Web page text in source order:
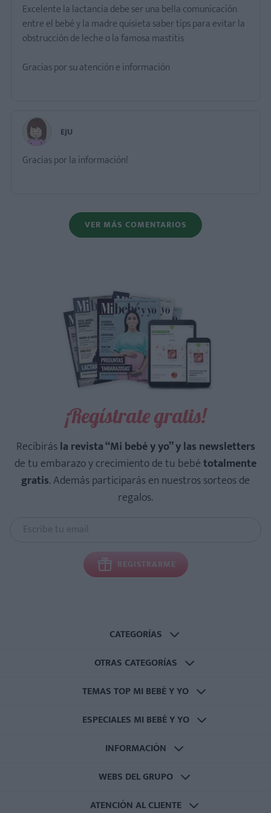
Excelente la lactancia debe ser una bella comunicación
entre el bebé y la madre quisieta saber tips para evitar la
obstrucción de leche o la famosa mastitis
Gracias por su atención e información
EJU
Gracias por la información!
VER MÁS COMENTARIOS
¡Regístrate gratis!
Recibirásla revista “Mi bebé y yo” y las newsletters
de tu embarazo y crecimiento de tu bebétotalmente
gratis. Además participarás en nuestros sorteos de
regalos.
REGISTRARME
CATEGORÍAS
OTRAS CATEGORÍAS
TEMAS TOP MI BEBÉ Y YO
ESPECIALES MI BEBÉ Y YO
INFORMACIÓN
WEBS DEL GRUPO
ATENCIÓN AL CLIENTE